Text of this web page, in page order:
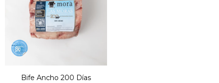
Bife Ancho 200 Días